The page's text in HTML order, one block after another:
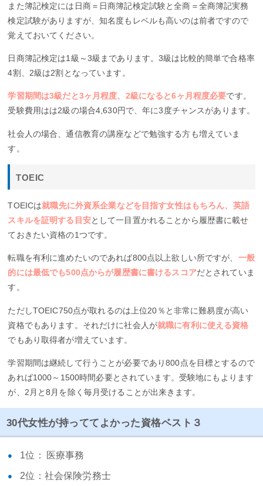
また簿記検定には日商＝日商簿記検定試験と全商＝全商簿記実務
検定試験がありますが、知名度もレベルも高いのは前者ですので
覚えておいてください。
日商簿記検定は1級～3級まであります。3級は比較的簡単で合格率
4割、2級は2割となっています。
学習期間は3級だと3ヶ月程度、2級になると6ヶ月程度必要です。
受験費用はは2級の場合4,630円で、年に3度チャンスがあります。
社会人の場合、通信教育の講座などで勉強する方も増えていま
す。
TOEIC
TOEICは就職先に外資系企業などを目指す女性はもちろん、英語
スキルを証明する目安として一目置かれることから履歴書に載せ
ておきたい資格の1つです。
転職を有利に進めたいのであれば800点以上欲しい所ですが、 一般
的には最低でも500点からが履歴書に書けるスコアだとされていま
す。
ただしTOEIC750点が取れるのは上位20％と非常に難易度が高い
資格でもあります。それだけに社会人が就職に有利に使える資格
でもあり取得者が増えています。
学習期間は継続して行うことが必要であり800点を目標とするので
あれば1000～1500時間必要とされています。受験地にもよります
が、2月と8月を除く毎月受けることが出来きます。
30代女性が持っててよかった資格ベスト３
1位： 医療事務
2位：社会保険労務士